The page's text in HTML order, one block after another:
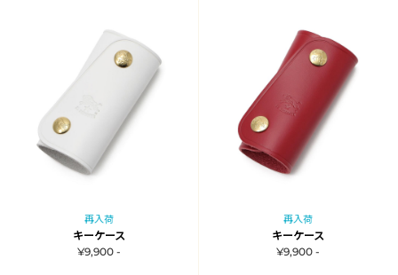
再入荷
キーケース
¥9,900 -
再入荷
キーケース
¥9,900 -